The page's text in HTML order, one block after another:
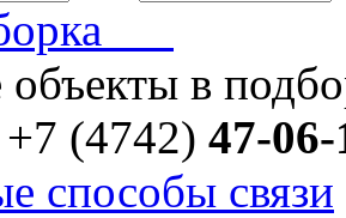
объекты в
+7 (4742) 47-06-
способы связи